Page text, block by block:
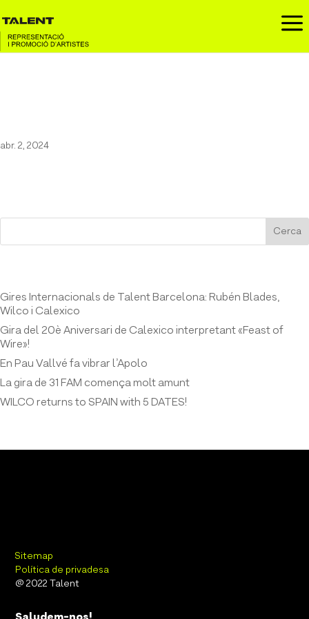
a
abr. 2, 2024
Cerca
Gires Internacionals de Talent Barcelona: Rubén Blades,
Wilco i Calexico
Gira del 20è Aniversari de Calexico interpretant «Feast of
Wire»!
En Pau Vallvé fa vibrar l’Apolo
La gira de 31 FAM comença molt amunt
WILCO returns to SPAIN with 5 DATES!
Sitemap
Política de privadesa
@ 2022 Talent